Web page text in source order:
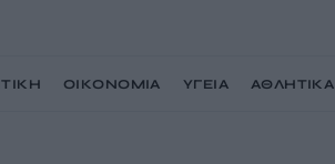
ΟΙΚΟΝΟΜΙΑ ΥΓΕΙΑ ΑΘΛΗΤΙΚΑ